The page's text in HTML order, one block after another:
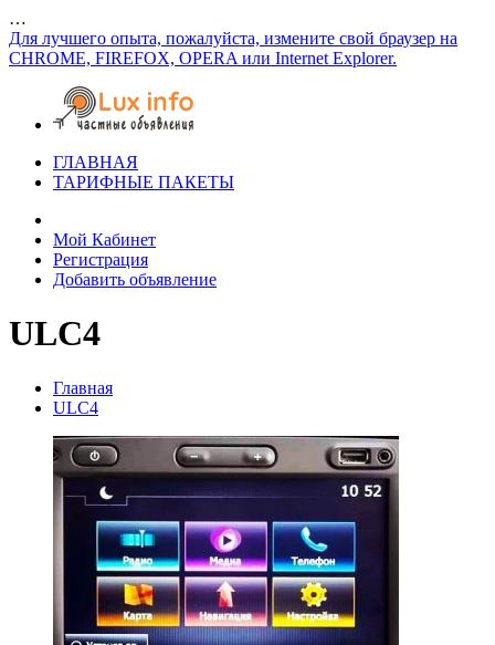
…
Для лучшего опыта, пожалуйста, измените свой браузер на
CHROME, FIREFOX, OPERA или Internet Explorer.
ГЛАВНАЯ
ТАРИФНЫЕ ПАКЕТЫ
Мой Кабинет
Регистрация
Добавить объявление
ULC4
Главная
ULC4